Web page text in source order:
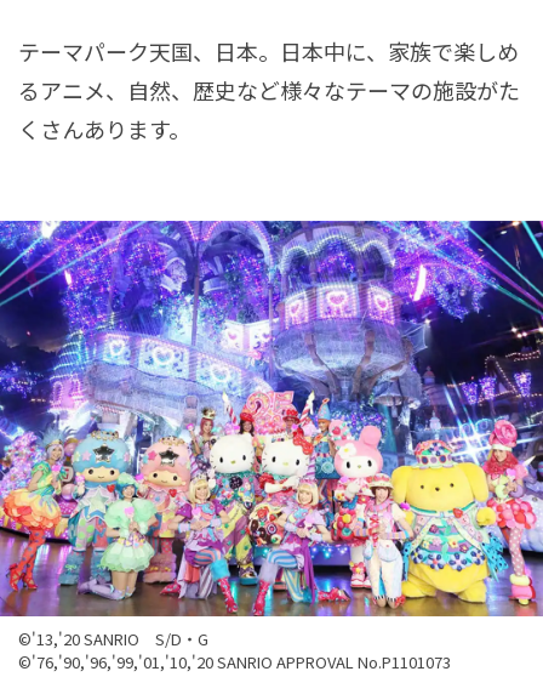
テーマパーク天国、日本。日本中に、家族で楽しめ
るアニメ、自然、歴史など様々なテーマの施設がた
くさんあります。
©'13,'20 SANRIO S/D・G
©'76,'90,'96,'99,'01,'10,'20 SANRIO APPROVAL No.P1101073